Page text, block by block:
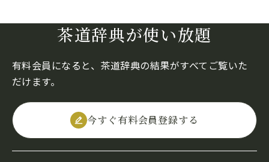
茶道辞典が使い放題
有料会員になると、茶道辞典の結果がすべてご覧いた
だけます。
今すぐ有料会員登録する